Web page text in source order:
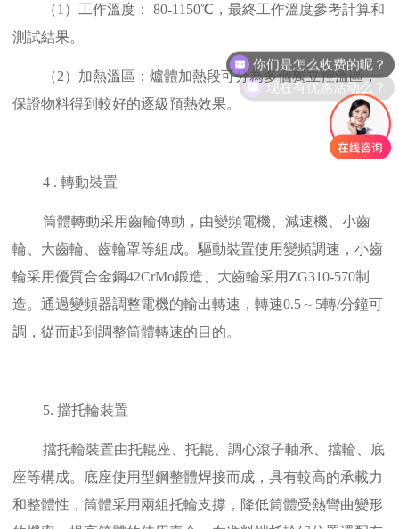
（1）工作溫度： 80-1150℃，最終工作溫度參考計算和
測試結果。
（2）加熱溫區：爐體加熱段可分為多個獨立控溫區，
保證物料得到較好的逐級預熱效果。
4 . 轉動裝置
筒體轉動采用齒輪傳動，由變頻電機、減速機、小齒
輪、大齒輪、齒輪罩等組成。驅動裝置使用變頻調速，小齒
輪采用優質合金鋼42CrMo鍛造、大齒輪采用ZG310-570制
造。通過變頻器調整電機的輸出轉速，轉速0.5～5轉/分鐘可
調，從而起到調整筒體轉速的目的。
5. 擋托輪裝置
擋托輪裝置由托輥座、托輥、調心滾子軸承、擋輪、底
座等構成。底座使用型鋼整體焊接而成，具有較高的承載力
和整體性，筒體采用兩組托輪支撐，降低筒體受熱彎曲變形
现在有优惠活动么？